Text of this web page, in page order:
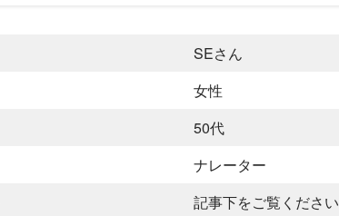
SEさん
女性
50代
ナレーター
記事下をご覧ください